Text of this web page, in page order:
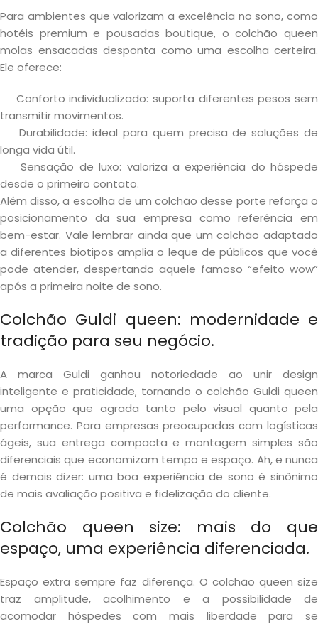
Para ambientes que valorizam a excelência no sono, como
hotéis premium e pousadas boutique, o colchão queen
molas ensacadas desponta como uma escolha certeira.
Ele oferece:
Conforto individualizado: suporta diferentes pesos sem
transmitir movimentos.
Durabilidade: ideal para quem precisa de soluções de
longa vida útil.
Sensação de luxo: valoriza a experiência do hóspede
desde o primeiro contato.
Além disso, a escolha de um colchão desse porte reforça o
posicionamento da sua empresa como referência em
bem-estar. Vale lembrar ainda que um colchão adaptado
a diferentes biotipos amplia o leque de públicos que você
pode atender, despertando aquele famoso “efeito wow”
após a primeira noite de sono.
Colchão Guldi queen: modernidade e
tradição para seu negócio.
A marca Guldi ganhou notoriedade ao unir design
inteligente e praticidade, tornando o colchão Guldi queen
uma opção que agrada tanto pelo visual quanto pela
performance. Para empresas preocupadas com logísticas
ágeis, sua entrega compacta e montagem simples são
diferenciais que economizam tempo e espaço. Ah, e nunca
é demais dizer: uma boa experiência de sono é sinônimo
de mais avaliação positiva e fidelização do cliente.
Colchão queen size: mais do que
espaço, uma experiência diferenciada.
Espaço extra sempre faz diferença. O colchão queen size
traz amplitude, acolhimento e a possibilidade de
acomodar hóspedes com mais liberdade para se